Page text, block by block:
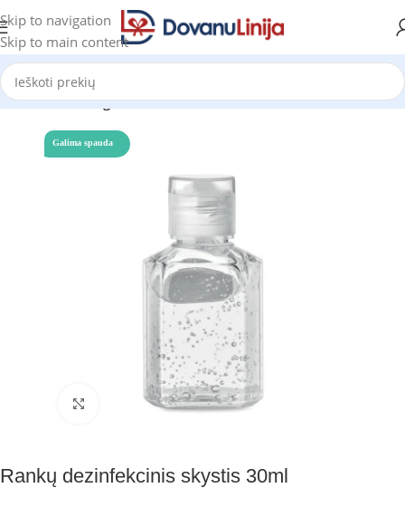
Skip to navigation
Skip to main content
Pradžia Katalogas
Galima spauda
Click to enlarge
Rankų dezinfekcinis skystis 30ml